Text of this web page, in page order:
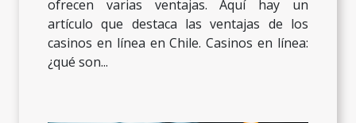
ofrecen varias ventajas. Aquí hay un
artículo que destaca las ventajas de los
casinos en línea en Chile. Casinos en línea:
¿qué son...